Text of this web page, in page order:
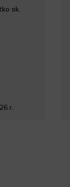
ok.
r.